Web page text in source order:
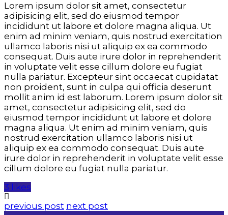
Lorem ipsum dolor sit amet, consectetur
adipisicing elit, sed do eiusmod tempor
incididunt ut labore et dolore magna aliqua. Ut
enim ad minim veniam, quis nostrud exercitation
ullamco laboris nisi ut aliquip ex ea commodo
consequat. Duis aute irure dolor in reprehenderit
in voluptate velit esse cillum dolore eu fugiat
nulla pariatur. Excepteur sint occaecat cupidatat
non proident, sunt in culpa qui officia deserunt
mollit anim id est laborum. Lorem ipsum dolor sit
amet, consectetur adipisicing elit, sed do
eiusmod tempor incididunt ut labore et dolore
magna aliqua. Ut enim ad minim veniam, quis
nostrud exercitation ullamco laboris nisi ut
aliquip ex ea commodo consequat. Duis aute
irure dolor in reprehenderit in voluptate velit esse
cillum dolore eu fugiat nulla pariatur.
3 likes
previous post next post